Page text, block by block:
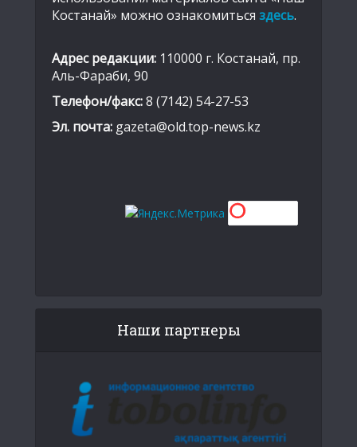
Костанай» можно ознакомиться здесь.
Адрес редакции: 110000 г. Костанай, пр.
Аль-Фараби, 90
Телефон/факс:8 (7142) 54-27-53
Эл. почта: gazeta@old.top-news.kz
Наши партнеры